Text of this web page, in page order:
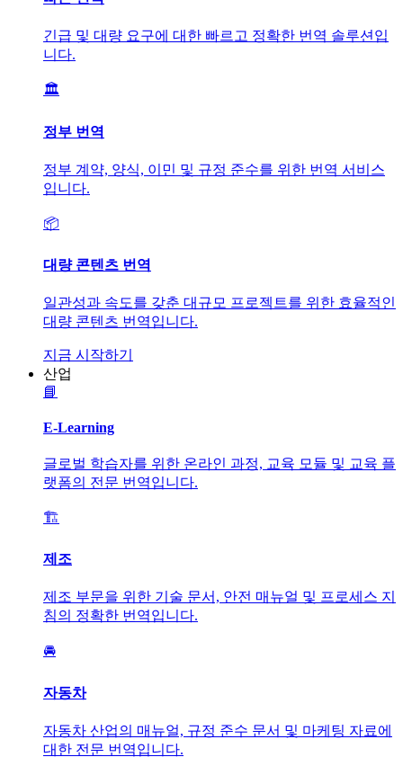
긴급 및 대량 요구에 대한 빠르고 정확한 번역 솔루션입
니다.
🏛️
정부 번역
정부 계약, 양식, 이민 및 규정 준수를 위한 번역 서비스
입니다.
📦
대량 콘텐츠 번역
일관성과 속도를 갖춘 대규모 프로젝트를 위한 효율적인
대량 콘텐츠 번역입니다.
지금 시작하기
산업
📘
E-Learning
글로벌 학습자를 위한 온라인 과정, 교육 모듈 및 교육 플
랫폼의 전문 번역입니다.
🏗️
제조
제조 부문을 위한 기술 문서, 안전 매뉴얼 및 프로세스 지
침의 정확한 번역입니다.
🚘
자동차
자동차 산업의 매뉴얼, 규정 준수 문서 및 마케팅 자료에
대한 전문 번역입니다.